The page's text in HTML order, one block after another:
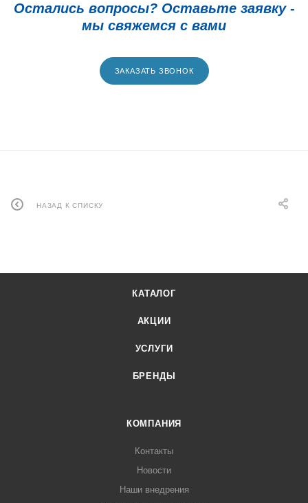
Остались вопросы? Оставьте заявку -
мы свяжемся с вами
ЗАКАЗАТЬ ЗВОНОК
НАЗАД К СПИСКУ
КАТАЛОГ
АКЦИИ
УСЛУГИ
БРЕНДЫ
КОМПАНИЯ
Контакты
Новости
Наши внедрения